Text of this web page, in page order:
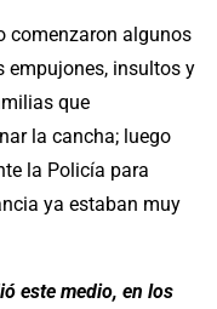
comenzaron algunos
empujones, insultos y
que
la cancha; luego
la Policía para
ya estaban muy
este medio, en los